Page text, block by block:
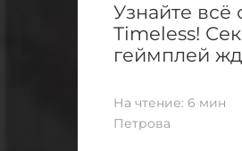
Узнайте всё
Timeless!
геймплей
На чтение: 6 мин
Петрова